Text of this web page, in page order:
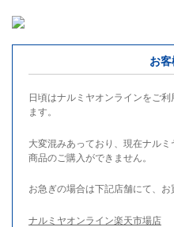
お
日頃はナルミヤオンラインをご
ます。
大変混みあっており、現在ナル
商品のご購入ができません。
お急ぎの場合は下記店舗にて、お
ナルミヤオンライン楽天市場店